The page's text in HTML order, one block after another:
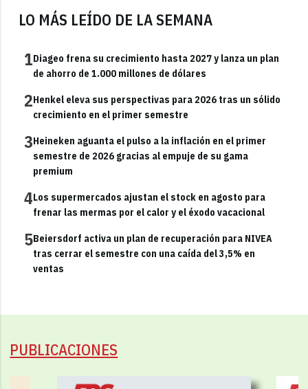
LO MÁS LEÍDO DE LA SEMANA
1Diageo frena su crecimiento hasta 2027 y lanza un plan
de ahorro de 1.000 millones de dólares
2Henkel eleva sus perspectivas para 2026 tras un sólido
crecimiento en el primer semestre
3Heineken aguanta el pulso a la inflación en el primer
semestre de 2026 gracias al empuje de su gama
premium
4Los supermercados ajustan el stock en agosto para
frenar las mermas por el calor y el éxodo vacacional
5Beiersdorf activa un plan de recuperación para NIVEA
tras cerrar el semestre con una caída del 3,5% en
ventas
PUBLICACIONES